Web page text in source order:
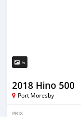
6
2018 Hino 500
Port Moresby
PRIX